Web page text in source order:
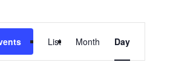
Views
Navigation
List Month Day